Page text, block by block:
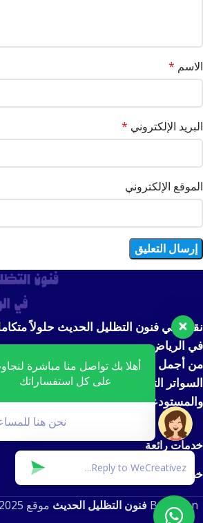
الاسم *
البريد الإلكتروني *
الموقع الإلكتروني
نقدم في فنون التظليل الحديث حلولاً
في الرياض.
من أجمل تصاميم مظلات السيارات
السواتر التي توفر الخصوصية والأمان،
والمستودعات بأعلى معايير الجودة
خدمات رائعة
خدمات رائعة
Based on فنون التظليل الحديث موقع
أهلا بك تواصل منا مباشرة
على كل استفساراتك
نحن هنا